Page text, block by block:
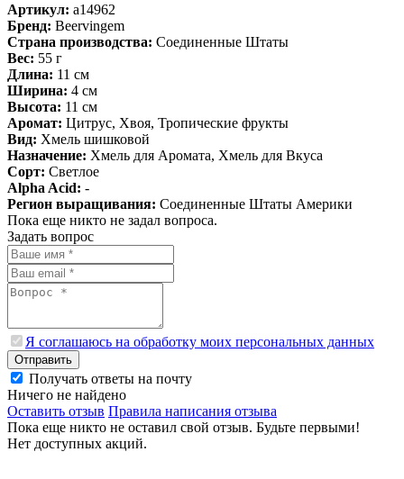
Артикул: a14962
Бренд: Beervingem
Страна производства: Соединенные Штаты
Вес: 55 г
Длина: 11 см
Ширина: 4 см
Высота: 11 см
Аромат: Цитрус, Хвоя, Тропические фрукты
Вид: Хмель шишковой
Назначение: Хмель для Аромата, Хмель для Вкуса
Сорт: Светлое
Alpha Acid: -
Регион выращивания: Соединенные Штаты Америки
Пока еще никто не задал вопроса.
Задать вопрос
Я соглашаюсь на обработку моих персональных данных
Отправить
Получать ответы на почту
Ничего не найдено
Оставить отзыв Правила написания отзыва
Пока еще никто не оставил свой отзыв. Будьте первыми!
Нет доступных акций.